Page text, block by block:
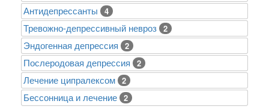
Антидепрессанты 4
Тревожно-депрессивный невроз 2
Эндогенная депрессия 2
Послеродовая депрессия 2
Лечение ципралексом 2
Бессонница и лечение 2